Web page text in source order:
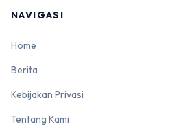
NAVIGASI
Home
Berita
Kebijakan Privasi
Tentang Kami